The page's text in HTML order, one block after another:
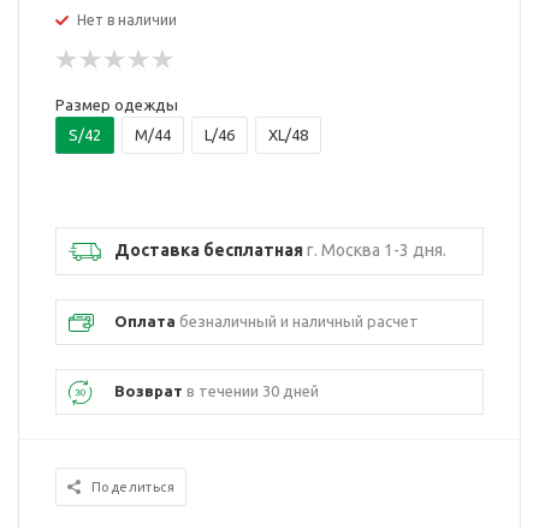
Нет в наличии
Размер одежды
S/42
M/44 L/46 XL/48
Доставка бесплатнаяг. Москва 1-3 дня.
Оплата безналичный и наличный расчет
Возврат в течении 30 дней
Поделиться